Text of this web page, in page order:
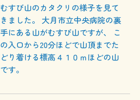
むすび山のカタクリの様子を見て
きました。 大月市立中央病院の裏
手にある山がむすび山ですが、 こ
の入口から20分ほどで山頂までた
どり着ける標高４１０ｍほどの山
です。